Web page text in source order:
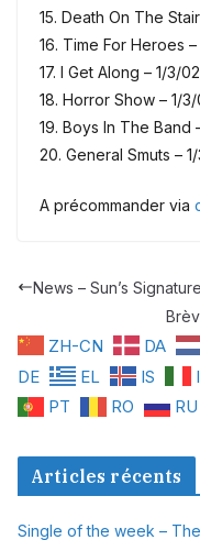
15. Death On The
16. Time For Heroes
17. I Get Along – 1/3/
18. Horror Show – 1/
19. Boys In The Band
20. General Smuts –
A précommander via
News – Sun’s
ZH-CN DA
DE
EL IS
PT
RO RU
Articles récents
Single of the week –